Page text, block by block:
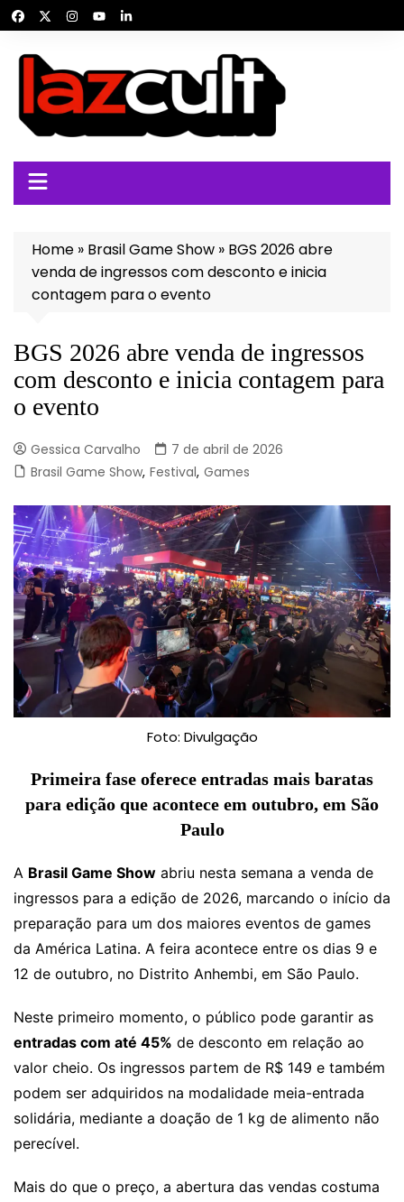
para
conteúdo
Home » Brasil Game Show » BGS 2026 abre
venda de ingressos com desconto e inicia
contagem para o evento
BGS 2026 abre venda de ingressos
com desconto e inicia contagem para
o evento
Gessica Carvalho
7 de abril de 2026
Brasil Game Show, Festival, Games
Foto: Divulgação
Primeira fase oferece entradas mais baratas
para edição que acontece em outubro, em São
Paulo
A Brasil Game Show abriu nesta semana a venda de
ingressos para a edição de 2026, marcando o início da
preparação para um dos maiores eventos de games
da América Latina. A feira acontece entre os dias 9 e
12 de outubro, no Distrito Anhembi, em São Paulo.
Neste primeiro momento, o público pode garantir as
entradas com até 45% de desconto em relação ao
valor cheio. Os ingressos partem de R$ 149 e também
podem ser adquiridos na modalidade meia-entrada
solidária, mediante a doação de 1 kg de alimento não
perecível.
Mais do que o preço, a abertura das vendas costuma